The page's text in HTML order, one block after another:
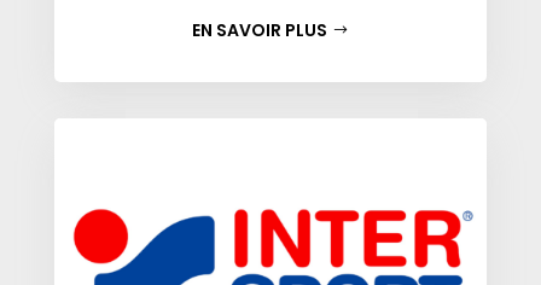
EN SAVOIR PLUS